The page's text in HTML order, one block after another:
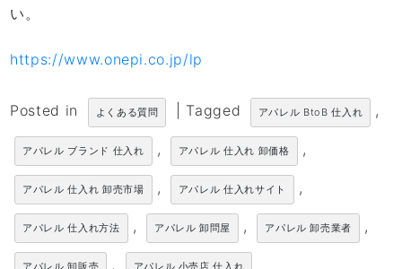
い。
https://www.onepi.co.jp/lp
Posted in よくある質問 Tagged アパレル BtoB 仕入れ ,
アパレル ブランド 仕入れ , アパレル 仕入れ 卸価格 ,
アパレル 仕入れ 卸売市場 , アパレル 仕入れサイト ,
アパレル 仕入れ方法 , アパレル 卸問屋 , アパレル 卸売業者 ,
アパレル 卸販売 , アパレル 小売店 仕入れ